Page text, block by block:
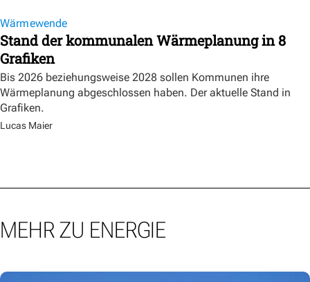
Wärmewende
Stand der kommunalen Wärmeplanung in 8
Grafiken
Bis 2026 beziehungsweise 2028 sollen Kommunen ihre
Wärmeplanung abgeschlossen haben. Der aktuelle Stand in
Grafiken.
Lucas Maier
MEHR ZU ENERGIE